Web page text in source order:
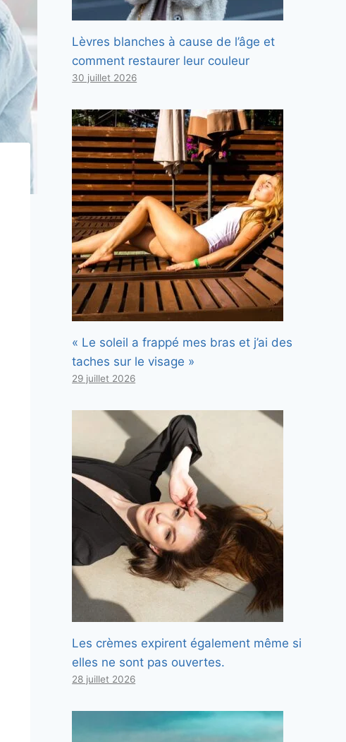
Lèvres blanches à cause de l’âge et
comment restaurer leur couleur
30 juillet 2026
« Le soleil a frappé mes bras et j’ai des
taches sur le visage »
29 juillet 2026
Les crèmes expirent également même si
elles ne sont pas ouvertes.
28 juillet 2026